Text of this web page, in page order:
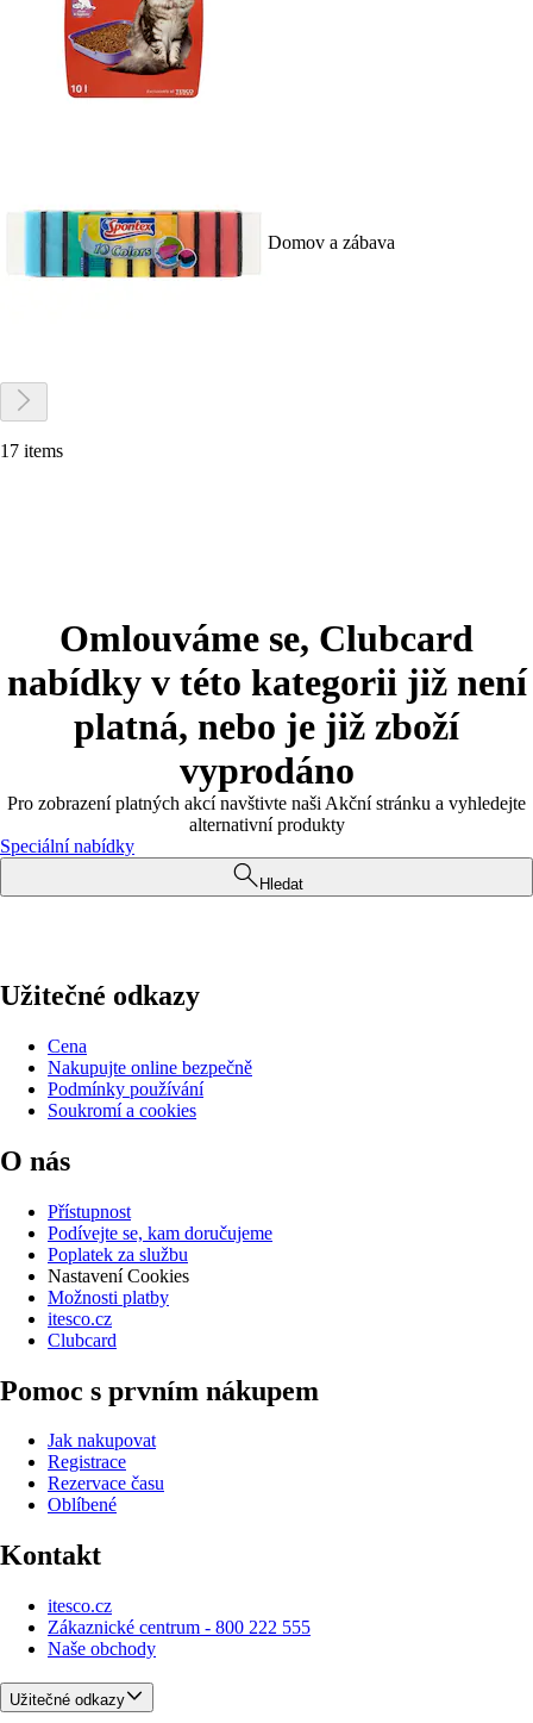
Domov a zábava
17 items
Omlouváme se, Clubcard
nabídky v této kategorii již není
platná, nebo je již zboží
vyprodáno
Pro zobrazení platných akcí navštivte naši Akční stránku a vyhledejte
alternativní produkty
Speciální nabídky
Hledat
Užitečné odkazy
Cena
Nakupujte online bezpečně
Podmínky používání
Soukromí a cookies
O nás
Přístupnost
Podívejte se, kam doručujeme
Poplatek za službu
Nastavení Cookies
Možnosti platby
itesco.cz
Clubcard
Pomoc s prvním nákupem
Jak nakupovat
Registrace
Rezervace času
Oblíbené
Kontakt
itesco.cz
Zákaznické centrum - 800 222 555
Naše obchody
Užitečné odkazy